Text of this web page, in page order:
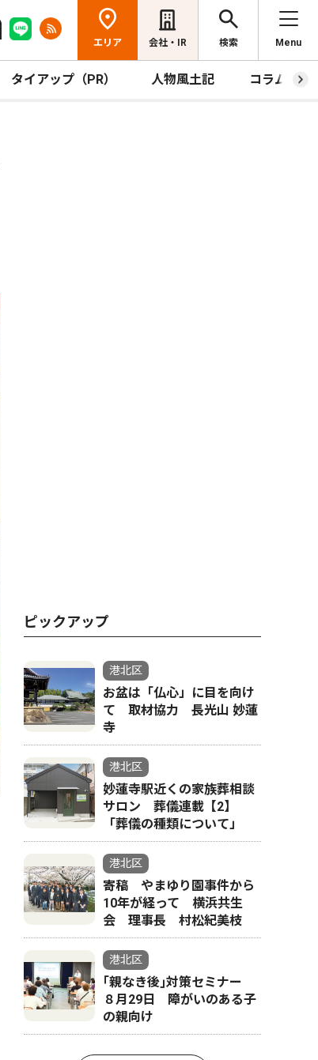
エリア 会社・IR 検索 Menu
タイアップ（PR） 人物風土記 コラム
ピックアップ
港北区
お盆は「仏心」に目を向け
て 取材協力 長光山 妙蓮
寺
港北区
妙蓮寺駅近くの家族葬相談
サロン 葬儀連載【2】
「葬儀の種類について」
港北区
寄稿 やまゆり園事件から
10年が経って 横浜共生
会 理事長 村松紀美枝
港北区
｢親なき後｣対策セミナー
８月29日 障がいのある子
の親向け